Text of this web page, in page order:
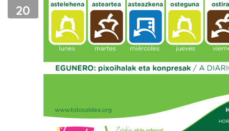
20